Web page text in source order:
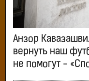
Анзор
вернуть наш
не помогут -